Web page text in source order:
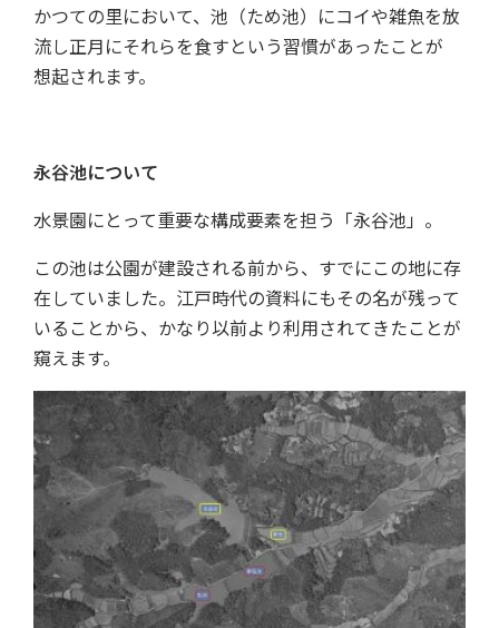
かつての里において、池（ため池）にコイや雑魚を放
流し正月にそれらを食すという習慣があったことが
想起されます。
永谷池について
水景園にとって重要な構成要素を担う「永谷池」。
この池は公園が建設される前から、すでにこの地に存
在していました。江戸時代の資料にもその名が残って
いることから、かなり以前より利用されてきたことが
窺えます。